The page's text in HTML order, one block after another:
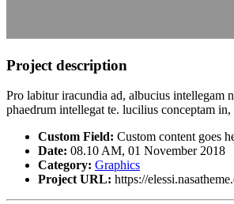
Project description
Pro labitur iracundia ad, albucius intellegam
phaedrum intellegat te. lucilius conceptam
Custom Field: Custom content goes
Date: 08.10 AM, 01 November 2018
Category: Graphics
Project URL: https://